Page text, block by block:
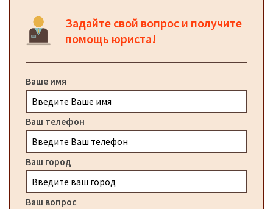
Задайте свой вопрос и получите
помощь юриста!
Ваше имя
Ваш телефон
Ваш город
Ваш вопрос